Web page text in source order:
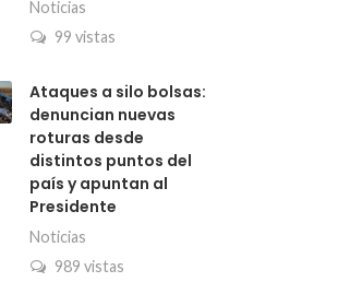
Noticias
99 vistas
Ataques a silo bolsas:
denuncian nuevas
roturas desde
distintos puntos del
país y apuntan al
Presidente
Noticias
989 vistas